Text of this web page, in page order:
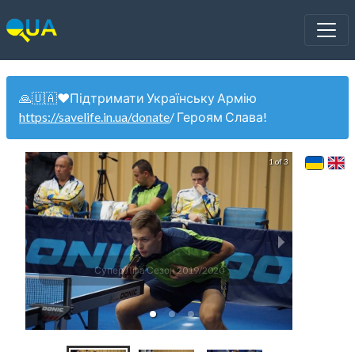
🙏🇺🇦❤️Підтримати Українську Армію
https://savelife.in.ua/donate/ Героям Слава!
Супер Ліга Сезон 2019/2020
1 of 3